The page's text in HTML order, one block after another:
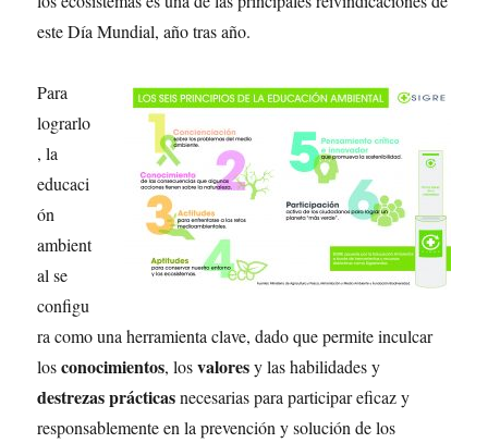
este Día Mundial, año tras año.
Para
lograrlo
, la
educaci
ón
ambient
al se
configu
ra como una herramienta clave, dado que permite inculcar
losconocimientos, losvaloresy las habilidades y
destrezas prácticasnecesarias para participar eficaz y
responsablemente en la prevención y solución de los